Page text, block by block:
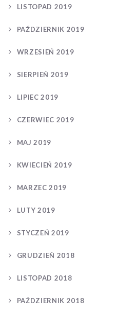
LISTOPAD 2019
PAŹDZIERNIK 2019
WRZESIEŃ 2019
SIERPIEŃ 2019
LIPIEC 2019
CZERWIEC 2019
MAJ 2019
KWIECIEŃ 2019
MARZEC 2019
LUTY 2019
STYCZEŃ 2019
GRUDZIEŃ 2018
LISTOPAD 2018
PAŹDZIERNIK 2018